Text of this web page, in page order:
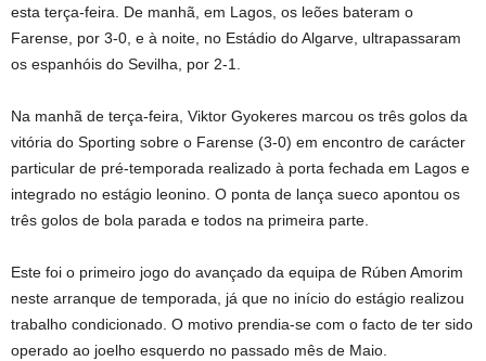
esta terça-feira. De manhã, em Lagos, os leões bateram o
Farense, por 3-0, e à noite, no Estádio do Algarve, ultrapassaram
os espanhóis do Sevilha, por 2-1.
Na manhã de terça-feira, Viktor Gyokeres marcou os três golos da
vitória do Sporting sobre o Farense (3-0) em encontro de carácter
particular de pré-temporada realizado à porta fechada em Lagos e
integrado no estágio leonino. O ponta de lança sueco apontou os
três golos de bola parada e todos na primeira parte.
Este foi o primeiro jogo do avançado da equipa de Rúben Amorim
neste arranque de temporada, já que no início do estágio realizou
trabalho condicionado. O motivo prendia-se com o facto de ter sido
operado ao joelho esquerdo no passado mês de Maio.